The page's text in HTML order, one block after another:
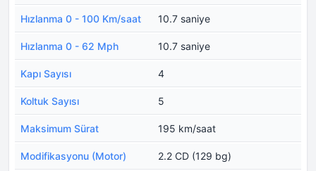
Hızlanma 0 - 100 Km/saat 10.7 saniye
Hızlanma 0 - 62 Mph 10.7 saniye
Kapı Sayısı 4
Koltuk Sayısı 5
Maksimum Sürat 195 km/saat
Modifikasyonu (Motor) 2.2 CD (129 bg)